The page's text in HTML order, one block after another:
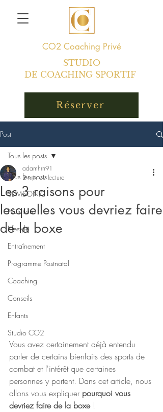
CO2 Coaching Privé
STUDIO
DE COACHING SPORTIF
Réserver
Post
Tous les posts
SLIMSONIC
Nutrition
Lifestyle
Entraînement
Programme Postnatal
Coaching
Conseils
Enfants
Studio CO2
Tous les posts
Les 3 raisons pour
lesquelles vous devriez faire
de la boxe
adamhrn91
2 min de lecture
Vous avez certainement déjà entendu
parler de certains bienfaits des sports de
combat et l'intérêt que certaines
personnes y portent. Dans cet article, nous
allons vous expliquer pourquoi vous
devriez faire de la boxe !